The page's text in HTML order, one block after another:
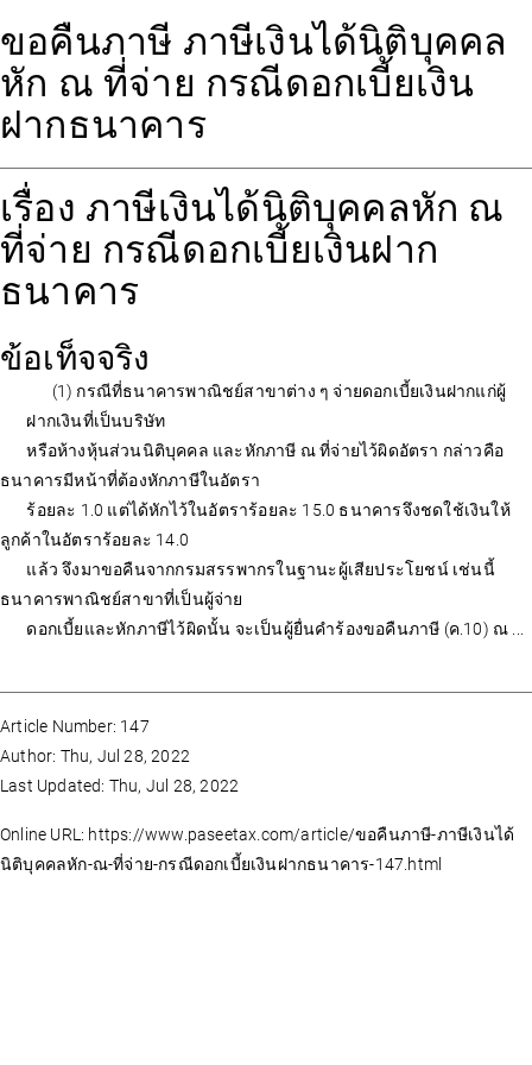
ขอคืนภาษี ภาษีเงินได้นิติบุคคล
หัก ณ ที่จ่าย กรณีดอกเบี้ยเงิน
ฝากธนาคาร
เรื่อง ภาษีเงินได้นิติบุคคลหัก ณ
ที่จ่าย กรณีดอกเบี้ยเงินฝาก
ธนาคาร
ข้อเท็จจริง
(1) กรณีที่ธนาคารพาณิชย์สาขาต่าง ๆ จ่ายดอกเบี้ยเงินฝากแก่ผู้
ฝากเงินที่เป็นบริษัท
หรือห้างหุ้นส่วนนิติบุคคล และหักภาษี ณ ที่จ่ายไว้ผิดอัตรา กล่าวคือ
ธนาคารมีหน้าที่ต้องหักภาษีในอัตรา
ร้อยละ 1.0 แต่ได้หักไว้ในอัตราร้อยละ 15.0 ธนาคารจึงชดใช้เงินให้
ลูกค้าในอัตราร้อยละ 14.0
แล้ว จึงมาขอคืนจากกรมสรรพากรในฐานะผู้เสียประโยชน์ เช่นนี้
ธนาคารพาณิชย์สาขาที่เป็นผู้จ่าย
ดอกเบี้ยและหักภาษีไว้ผิดนั้น จะเป็นผู้ยื่นคำร้องขอคืนภาษี (ค.10) ณ ...
Article Number: 147
Author: Thu, Jul 28, 2022
Last Updated: Thu, Jul 28, 2022
Online URL: https://www.paseetax.com/article/ขอคืนภาษี-ภาษีเงินได้
นิติบุคคลหัก-ณ-ที่จ่าย-กรณีดอกเบี้ยเงินฝากธนาคาร-147.html